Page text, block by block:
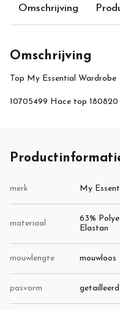
Omschrijving
Omschrijving
Top My Essential Wardrobe
10705499 Hace top 180820
merk My
materiaal
63%
Elastan
mouwlengte mouwloos
pasvorm getailleerd